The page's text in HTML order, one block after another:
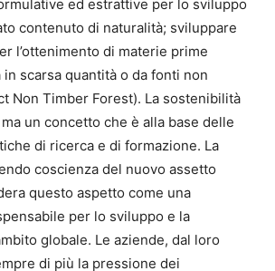
ed estrattive per lo sviluppo
contenuto di naturalità; sviluppare
l’ottenimento di materie prime
scarsa quantità o da fonti non
Non Timber Forest). La sostenibilità
un concetto che è alla base delle
di ricerca e di formazione. La
coscienza del nuovo assetto
questo aspetto come una
per lo sviluppo e la
globale. Le aziende, dal loro
di più la pressione dei